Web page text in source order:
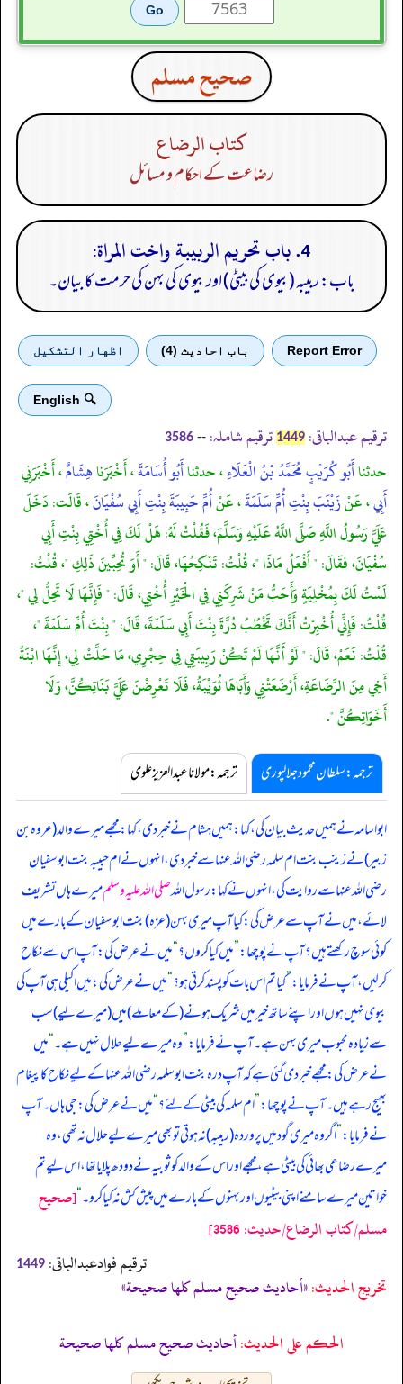
صحيح مسلم
كتاب الرضاع
رضاعت کے احکام و مسائل
4. باب تحريم الربيبة واخت المراة:
باب: ربیبہ (بیوی کی بیٹی) اور بیوی کی بہن کی حرمت کا بیان۔
Report Error باب احادیث (4) اظهار التشكيل
🔍 English
ترقیم عبدالباقی: 1449 ترقیم شاملہ: --
3586
حدثناأَبُو كُرَيْبٍ مُحَمَّدُ بْنُ الْعَلَاءِ، حدثناأَبُو أُسَامَةَ، أَخْبَرَناهِشَامٌ، أَخْبَرَنِي
أَبِي، عَنْزَيْنَبَ بِنْتِ أُمِّ سَلَمَةَ، عَنْأُمِّ حَبِيبَةَ بِنْتِ أَبِي سُفْيَانَ، قَالَت: دَخَلَ
عَلَيَّ رَسُولُ اللَّهِ صَلَّى اللَّهُ عَلَيْهِ وَسَلَّمَ، فَقُلْتُ لَهُ: هَلْ لَكَ فِي أُخْتِي بِنْتِ أَبِي
سُفْيَانَ، فقَالَ: " أَفْعَلُ مَاذَا "، قُلْتُ: تَنْكِحُهَا، قَالَ: " أَوَ تُحِبِّينَ ذَلِكِ "، قُلْتُ:
لَسْتُ لَكَ بِمُخْلِيَةٍ وَأَحَبُّ مَنْ شَرِكَنِي فِي الْخَيْرِ أُخْتِي، قَالَ: " فَإِنَّهَا لَا تَحِلُّ لِي "،
قُلْتُ: فَإِنِّي أُخْبِرْتُ أَنَّكَ تَخْطُبُ دُرَّةَ بِنْتَ أَبِي سَلَمَةَ، قَالَ: " بِنْتَ أُمِّ سَلَمَةَ "،
قُلْتُ: نَعَمْ، قَالَ: " لَوْ أَنَّهَا لَمْ تَكُنْ رَبِيبَتِي فِي حِجْرِي، مَا حَلَّتْ لِي، إِنَّهَا ابْنَةُ
أَخِي مِنَ الرَّضَاعَةِ، أَرْضَعَتْنِي وَأَبَاهَا ثُوَيْبَةُ، فَلَا تَعْرِضْنَ عَلَيَّ بَنَاتِكُنَّ، وَلَا
أَخَوَاتِكُنَّ ".
ترجمہ:سلطان محمود جلالپوری ترجمہ:مولانا عبدالعزیز علوی
ابواسامہ نے ہمیں حدیث بیان کی، کہا: ہمیں ہشام نے خبر دی، کہا: مجھے میرے والد (عروہ بن
زبیر) نے زینب بنت ام سلمہ رضی اللہ عنہا سے خبر دی، انہوں نے ام حبیبہ بنت ابوسفیان
رضی اللہ عنہا سے روایت کی، انہوں نے کہا: رسول اللہصلی اللہ علیہ وسلممیرے ہاں تشریف
لائے، میں نے آپ سے عرض کی: کیا آپ میری بہن (عزہ) بنت ابوسفیان کے بارے میں
کوئی سوچ رکھتے ہیں؟ آپ نے پوچھا:”میں کیا کروں؟“میں نے عرض کی: آپ اس سے نکاح
کر لیں، آپ نے فرمایا:”کیا تم اس بات کو پسند کرتی ہو؟“میں نے عرض کی: میں اکیلی ہی آپ کی
بیوی نہیں ہوں اور اپنے ساتھ خیر میں شریک ہونے (کے معاملے) میں (میرے لیے) سب
سے زیادہ محبوب میری بہن ہے۔ آپ نے فرمایا:”وہ میرے لیے حلال نہیں ہے۔“میں
نے عرض کی: مجھے خبر دی گئی ہے کہ آپ درہ بنت ابوسلمہ رضی اللہ عنہا کے لیے نکاح کا پیغام
بھیج رہے ہیں۔ آپ نے پوچھا:”ام سلمہ کی بیٹی کے لئے؟“میں نے عرض کی: جی ہاں۔ آپ
نے فرمایا:”اگر وہ میری گود میں پروردہ (ربیبہ) نہ ہوتی تو بھی میرے لیے حلال نہ تھی، وہ
میرے رضاعی بھائی کی بیٹی ہے، مجھے اور اس کے والد کو ثوبیہ نے دودھ پلایا تھا، اس لیے تم
خواتین میرے سامنے اپنی بیٹیوں اور بہنوں کے بارے میں پیش کش نہ کیا کرو۔“[صحيح
مسلم/كتاب الرضاع/حدیث: 3586]
ترقیم فوادعبدالباقی: 1449
تخریج الحدیث:«أحاديث صحيح مسلم كلها صحيحة»
الحكم على الحديث:أحاديث صحيح مسلم كلها صحيحة